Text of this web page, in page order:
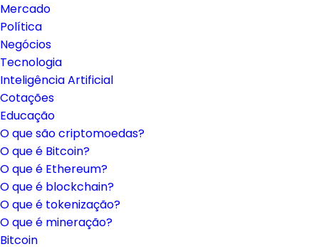
Mercado
Política
Negócios
Tecnologia
Inteligência Artificial
Cotações
Educação
O que são criptomoedas?
O que é Bitcoin?
O que é Ethereum?
O que é blockchain?
O que é tokenização?
O que é mineração?
Bitcoin